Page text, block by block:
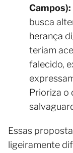
Campos):
busca
herança
teriam
falecido,
Prioriza o
Essas
ligeiramente